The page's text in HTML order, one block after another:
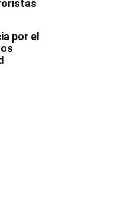
por el